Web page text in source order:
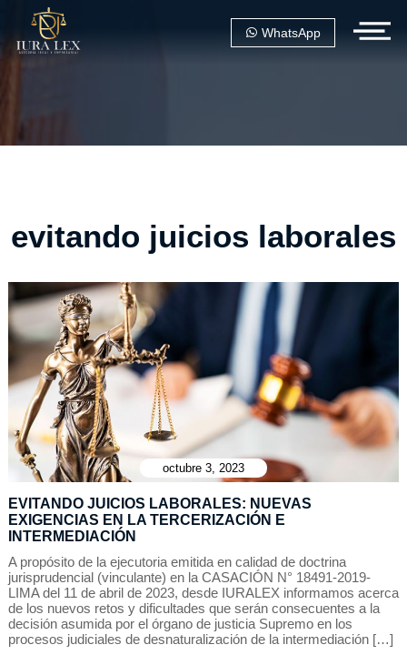
WhatsApp
evitando juicios laborales
octubre 3, 2023
EVITANDO JUICIOS LABORALES: NUEVAS
EXIGENCIAS EN LA TERCERIZACIÓN E
INTERMEDIACIÓN
A propósito de la ejecutoria emitida en calidad de doctrina
jurisprudencial (vinculante) en la CASACIÓN N° 18491-2019-
LIMA del 11 de abril de 2023, desde IURALEX informamos acerca
de los nuevos retos y dificultades que serán consecuentes a la
decisión asumida por el órgano de justicia Supremo en los
procesos judiciales de desnaturalización de la intermediación […]